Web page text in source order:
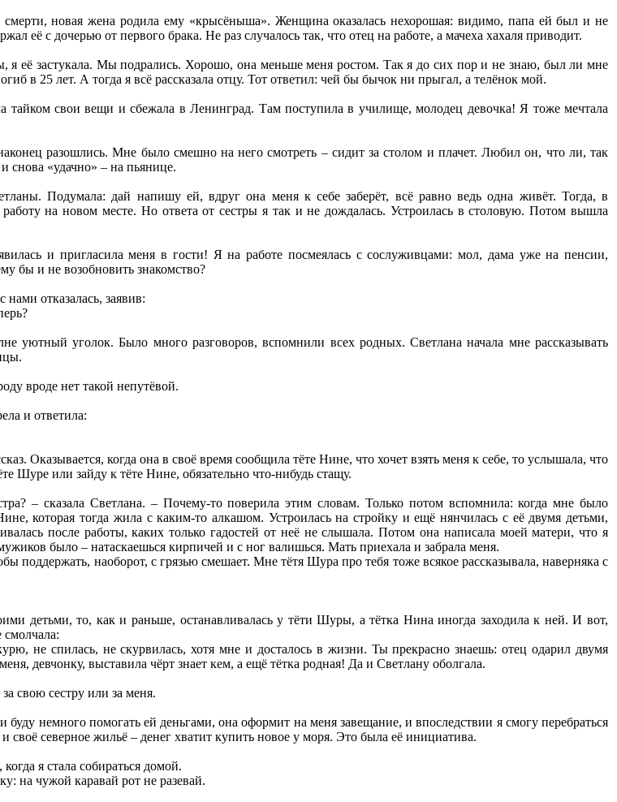
новая жена родила ему «крысёныша». Женщина оказалась нехорошая: видимо, папа ей был и не
её с дочерью от первого брака. Не раз случалось так, что отец на работе, а мачеха хахаля приводит.
я её застукала. Мы подрались. Хорошо, она меньше меня ростом. Так я до сих пор и не знаю, был ли мне
в 25 лет. А тогда я всё рассказала отцу. Тот ответил: чей бы бычок ни прыгал, а телёнок мой.
тайком свои вещи и сбежала в Ленинград. Там поступила в училище, молодец девочка! Я тоже мечтала
разошлись. Мне было смешно на него смотреть – сидит за столом и плачет. Любил он, что ли, так
снова «удачно» – на пьянице.
Подумала: дай напишу ей, вдруг она меня к себе заберёт, всё равно ведь одна живёт. Тогда, в
на новом месте. Но ответа от сестры я так и не дождалась. Устроилась в столовую. Потом вышла
и пригласила меня в гости! Я на работе посмеялась с сослуживцами: мол, дама уже на пенсии,
бы и не возобновить знакомство?
отказалась, заявив:
уютный уголок. Было много разговоров, вспомнили всех родных. Светлана начала мне рассказывать
вроде нет такой непутёвой.
и ответила:
Оказывается, когда она в своё время сообщила тёте Нине, что хочет взять меня к себе, то услышала, что
Шуре или зайду к тёте Нине, обязательно что-нибудь стащу.
– сказала Светлана. – Почему-то поверила этим словам. Только потом вспомнила: когда мне было
которая тогда жила с каким-то алкашом. Устроилась на стройку и ещё нянчилась с её двумя детьми,
после работы, каких только гадостей от неё не слышала. Потом она написала моей матери, что я
было – натаскаешься кирпичей и с ног валишься. Мать приехала и забрала меня.
поддержать, наоборот, с грязью смешает. Мне тётя Шура про тебя тоже всякое рассказывала, наверняка с
детьми, то, как и раньше, останавливалась у тёти Шуры, а тётка Нина иногда заходила к ней. И вот,
смолчала:
не спилась, не скурвилась, хотя мне и досталось в жизни. Ты прекрасно знаешь: отец одарил двумя
девчонку, выставила чёрт знает кем, а ещё тётка родная! Да и Светлану оболгала.
свою сестру или за меня.
немного помогать ей деньгами, она оформит на меня завещание, и впоследствии я смогу перебраться
северное жильё – денег хватит купить новое у моря. Это была её инициатива.
я стала собираться домой.
на чужой каравай рот не разевай.